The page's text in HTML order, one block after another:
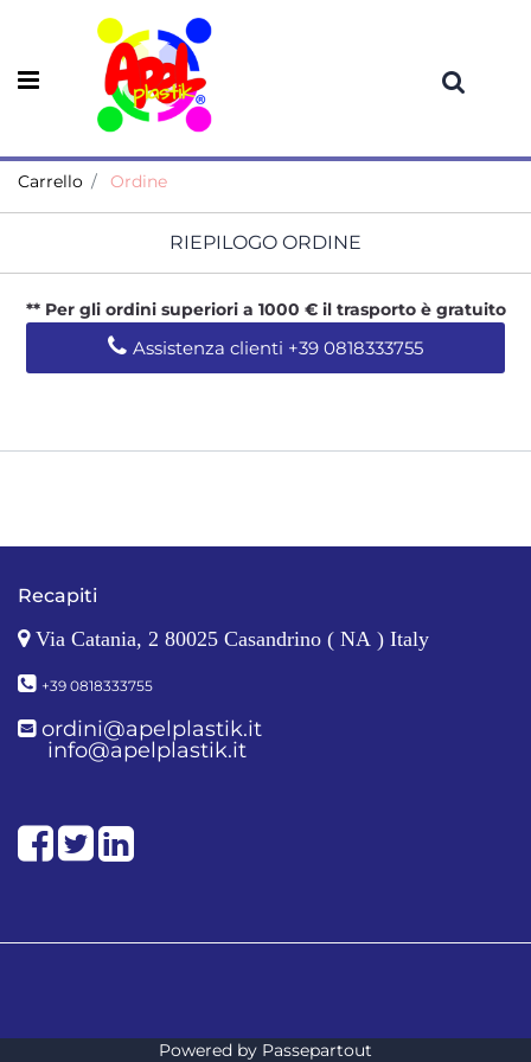
Open menu
Carrello Ordine
RIEPILOGO ORDINE
** Per gli ordini superiori a 1000 € il trasporto è gratuito
Assistenza clienti +39 0818333755
Recapiti
Via Catania, 2 80025 Casandrino ( NA ) Italy
+39 0818333755
ordini@apelplastik.it
info@apelplastik.it
Facebook
TwitterLinkedIn
Powered by Passepartout